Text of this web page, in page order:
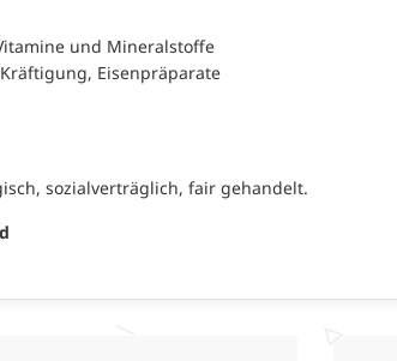
und Mineralstoffe
Eisenpräparate
sozialverträglich, fair gehandelt.